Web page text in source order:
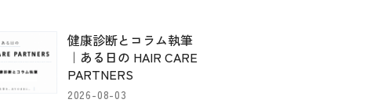
健康診断とコラム執筆
｜ある日の HAIR CARE
PARTNERS
2026-08-03